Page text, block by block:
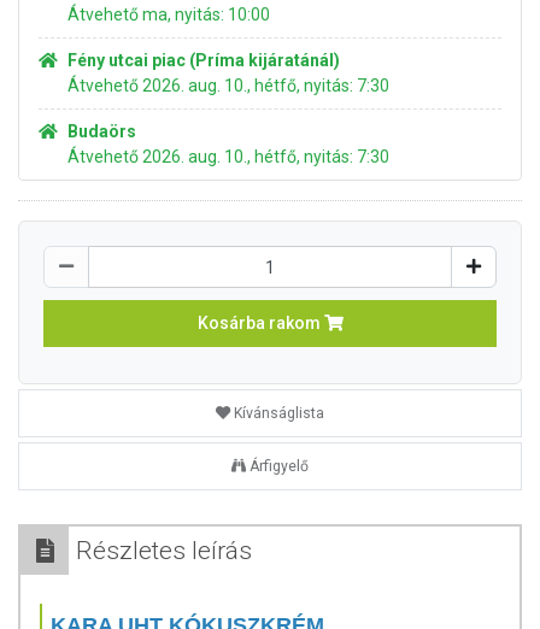
Átvehető ma, nyitás: 10:00
Fény utcai piac (Príma kijáratánál)
Átvehető 2026. aug. 10., hétfő, nyitás: 7:30
Budaörs
Átvehető 2026. aug. 10., hétfő, nyitás: 7:30
Kosárba rakom
Kívánságlista
Árfigyelő
Részletes leírás